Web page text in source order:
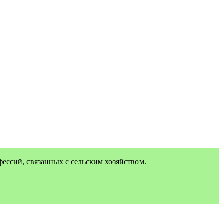
связанных с сельским хозяйством.